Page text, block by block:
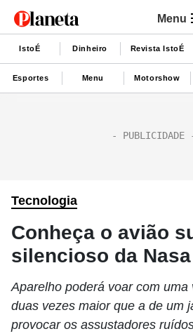
Menu
IstoÉ Dinheiro Revista IstoÉ
Esportes Menu Motorshow
Tecnologia
Conheça o avião
silencioso da Nasa
Aparelho poderá voar com uma
duas vezes maior que a de um
provocar os assustadores